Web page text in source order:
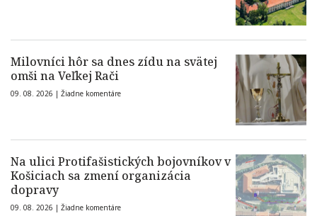
Milovníci hôr sa dnes zídu na svätej
omši na Veľkej Rači
09. 08. 2026 | Žiadne komentáre
Na ulici Protifašistických bojovníkov v
Košiciach sa zmení organizácia
dopravy
09. 08. 2026 | Žiadne komentáre